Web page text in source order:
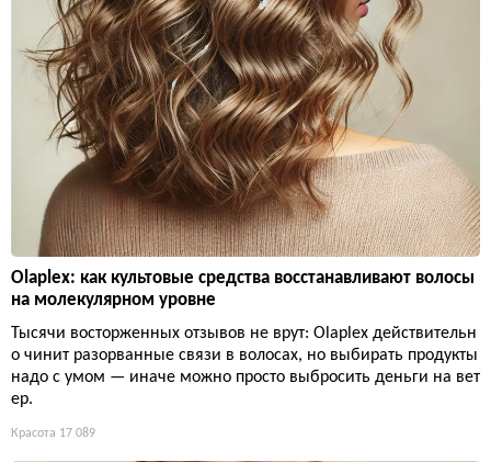
Olaplex: как культовые средства восстанавливают волосы
на молекулярном уровне
Тысячи восторженных отзывов не врут: Olaplex действительн
о чинит разорванные связи в волосах, но выбирать продукты
надо с умом — иначе можно просто выбросить деньги на вет
ер.
Красота 17 089